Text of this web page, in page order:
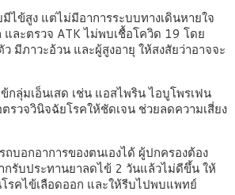
ไข้สูง แต่ไม่มีอาการระบบทางเดินหายใจ
และตรวจ ATK ไม่พบเชื้อโควิด 19 โดย
มีภาวะอ้วน และผู้สูงอายุ ให้สงสัยว่าอาจจะ
ลุ่มเอ็นเสด เช่น แอสไพริน ไอบูโพรเฟน
รวจวินิจฉัยโรคให้ชัดเจน ช่วยลดความเสี่ยง
ถบอกอาการของตนเองได้ ผู้ปกครองต้อง
กรับประทานยาลดไข้ 2 วันแล้วไม่ดีขึ้น ให้
โรคไข้เลือดออก และให้รีบไปพบแพทย์